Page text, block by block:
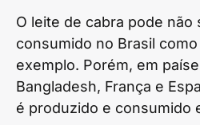
O leite de cabra pode não
consumido no Brasil
exemplo. Porém, em
Bangladesh, França e
é produzido e consumido